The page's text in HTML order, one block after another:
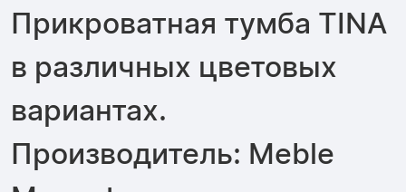
Прикроватная тумба TINA
в различных цветовых
вариантах.
Производитель: Meble